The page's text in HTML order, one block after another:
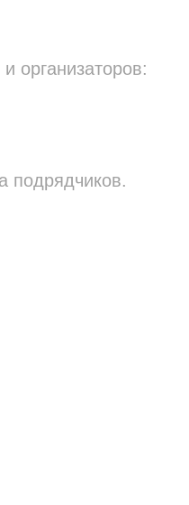
организаторов:
подрядчиков.